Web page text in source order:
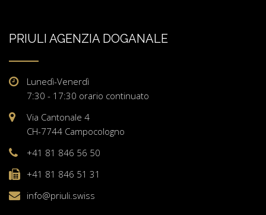
PRIULI AGENZIA DOGANALE
Lunedì-Venerdì
7:30 - 17:30 orario continuato
Via Cantonale 4
CH-7744 Campocologno
+41 81 846 56 50
+41 81 846 51 31
info@priuli.swiss